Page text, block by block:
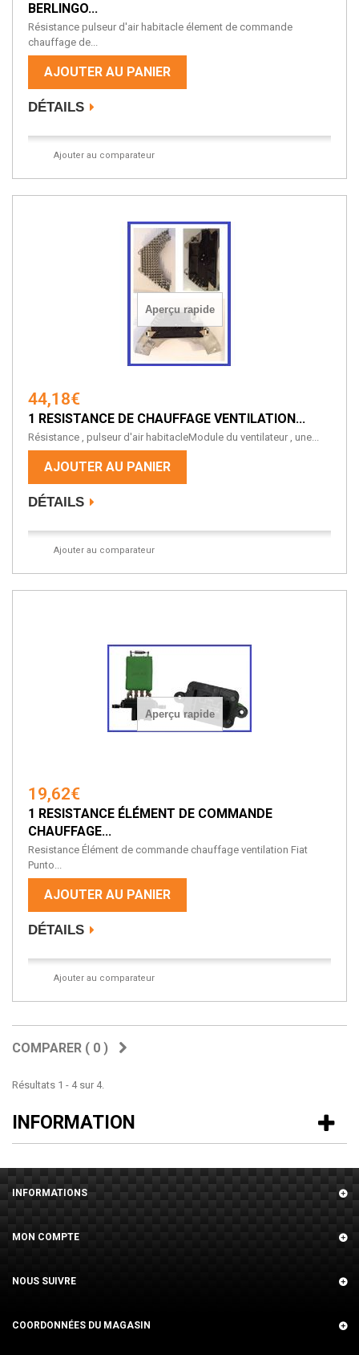
BERLINGO...
Résistance pulseur d'air habitacle élement de commande
chauffage de...
AJOUTER AU PANIER
DÉTAILS
Ajouter au comparateur
Aperçu rapide
44,18€
1 RESISTANCE DE CHAUFFAGE VENTILATION...
Résistance , pulseur d'air habitacleModule du ventilateur , une...
AJOUTER AU PANIER
DÉTAILS
Ajouter au comparateur
Aperçu rapide
19,62€
1 RESISTANCE ÉLÉMENT DE COMMANDE
CHAUFFAGE...
Resistance Élément de commande chauffage ventilation Fiat
Punto...
AJOUTER AU PANIER
DÉTAILS
Ajouter au comparateur
COMPARER ( 0 )
Résultats 1 - 4 sur 4.
INFORMATION
INFORMATIONS
MON COMPTE
NOUS SUIVRE
COORDONNÉES DU MAGASIN